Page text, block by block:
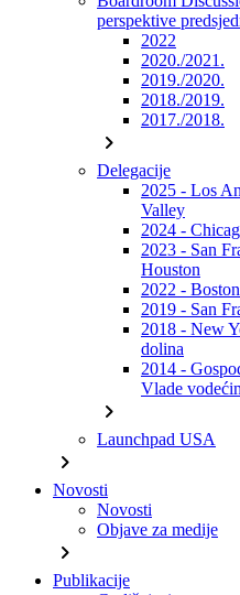
perspektive
2022
2020./2021.
2019./2020.
2018./2019.
2017./2018.
chevron_right
Delegacije
2025 - Los
Valley
2024 -
2023 - San
Houston
2022 -
2019 - San
2018 - New
dolina
2014 -
Vlade
chevron_right
Launchpad USA
chevron_right
Novosti
Novosti
Objave za medije
chevron_right
Publikacije